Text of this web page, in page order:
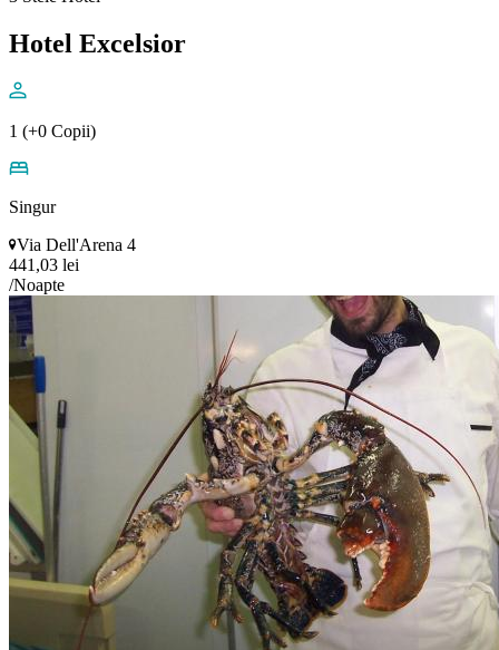
Hotel Excelsior
1 (+0 Copii)
Singur
Via Dell'Arena 4
441,03 lei
/Noapte